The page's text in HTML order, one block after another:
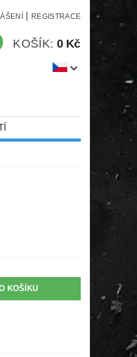
REGISTRACE
KOŠÍK: 0 Kč